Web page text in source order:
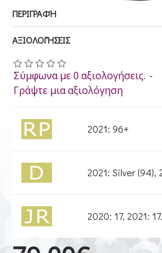
ΠΕΡΙΓΡΑΦΉ
ΑΞΙΟΛΟΓΉΣΕΙΣ
Σύμφωνα με 0 αξιολογήσεις. -
Γράψτε μια αξιολόγηση
2021: 96+
2021: Silver (94),
2020: 17, 2021: